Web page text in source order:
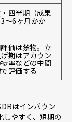
四半期（成果
〜6ヶ月かか
価は禁物。立
期はアカウン
捗率などの中間
評価する
はインバウン
しやすく、短期の